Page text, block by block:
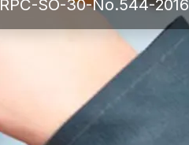
RPC-SO-30-No.544-2016